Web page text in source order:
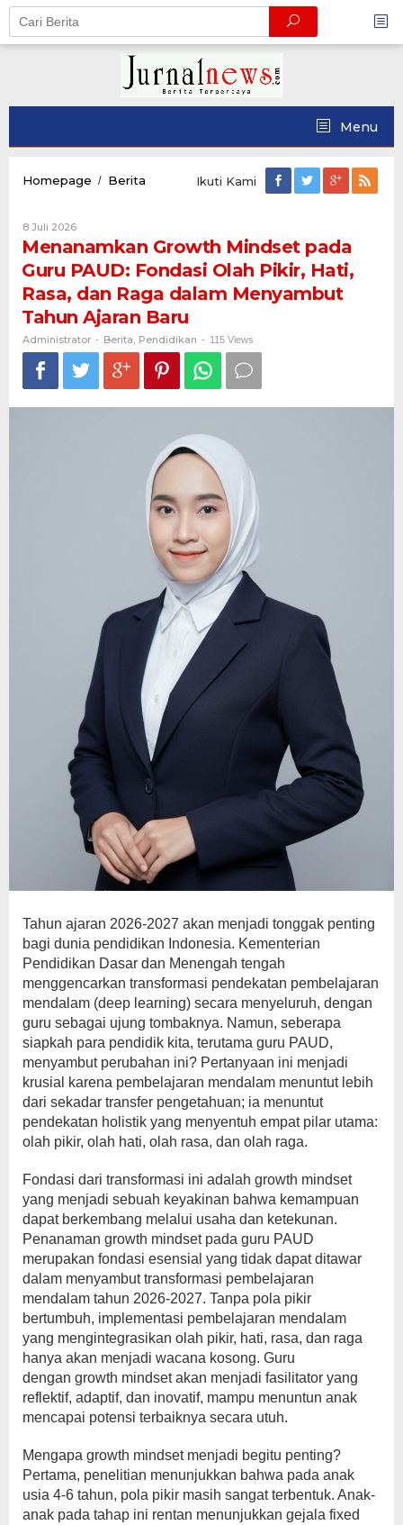
Skip
content
Menu
Homepage / Berita Menanamkan Growth
Fondasi
Pikir,
Hati,
Rasa,
dan
Raga
dalam
Menyambut
Tahun
Ajaran
Ikuti Kami
8 Juli 2026Oleh
Administrator
Menanamkan Growth Mindset pada
Guru PAUD: Fondasi Olah Pikir, Hati,
Rasa, dan Raga dalam Menyambut
Tahun Ajaran Baru
Administrator - Berita, Pendidikan - 115 Views
Tahun ajaran 2026-2027 akan menjadi tonggak penting
bagi dunia pendidikan Indonesia. Kementerian
Pendidikan Dasar dan Menengah tengah
menggencarkan transformasi pendekatan pembelajaran
mendalam (deep learning) secara menyeluruh, dengan
guru sebagai ujung tombaknya. Namun, seberapa
siapkah para pendidik kita, terutama guru PAUD,
menyambut perubahan ini? Pertanyaan ini menjadi
krusial karena pembelajaran mendalam menuntut lebih
dari sekadar transfer pengetahuan; ia menuntut
pendekatan holistik yang menyentuh empat pilar utama:
olah pikir, olah hati, olah rasa, dan olah raga.
Fondasi dari transformasi ini adalah growth mindset
yang menjadi sebuah keyakinan bahwa kemampuan
dapat berkembang melalui usaha dan ketekunan.
Penanaman growth mindset pada guru PAUD
merupakan fondasi esensial yang tidak dapat ditawar
dalam menyambut transformasi pembelajaran
mendalam tahun 2026-2027. Tanpa pola pikir
bertumbuh, implementasi pembelajaran mendalam
yang mengintegrasikan olah pikir, hati, rasa, dan raga
hanya akan menjadi wacana kosong. Guru
dengan growth mindset akan menjadi fasilitator yang
reflektif, adaptif, dan inovatif, mampu menuntun anak
mencapai potensi terbaiknya secara utuh.
Mengapa growth mindset menjadi begitu penting?
Pertama, penelitian menunjukkan bahwa pada anak
usia 4-6 tahun, pola pikir masih sangat terbentuk. Anak-
anak pada tahap ini rentan menunjukkan gejala fixed